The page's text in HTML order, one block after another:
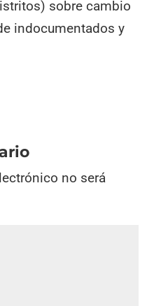
sobre cambio
indocumentados y
no será